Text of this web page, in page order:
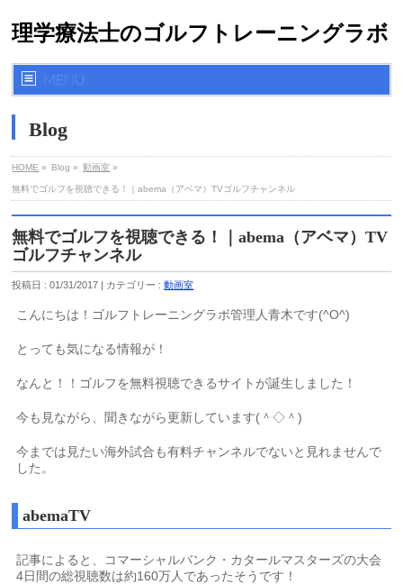
理学療法士のゴルフトレーニングラボ
MENU
Blog
HOME » Blog » 動画室 »
無料でゴルフを視聴できる！｜abema（アベマ）TVゴルフチャンネル
無料でゴルフを視聴できる！｜abema（アベマ）TV
ゴルフチャンネル
投稿日 : 01/31/2017 | カテゴリー :動画室
こんにちは！ゴルフトレーニングラボ管理人青木です(^O^)
とっても気になる情報が！
なんと！！ゴルフを無料視聴できるサイトが誕生しました！
今も見ながら、聞きながら更新しています(＾◇＾)
今までは見たい海外試合も有料チャンネルでないと見れませんで
した。
abemaTV
記事によると、コマーシャルバンク・カタールマスターズの大会
4日間の総視聴数は約160万人であったそうです！